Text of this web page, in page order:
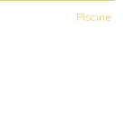
Piscine